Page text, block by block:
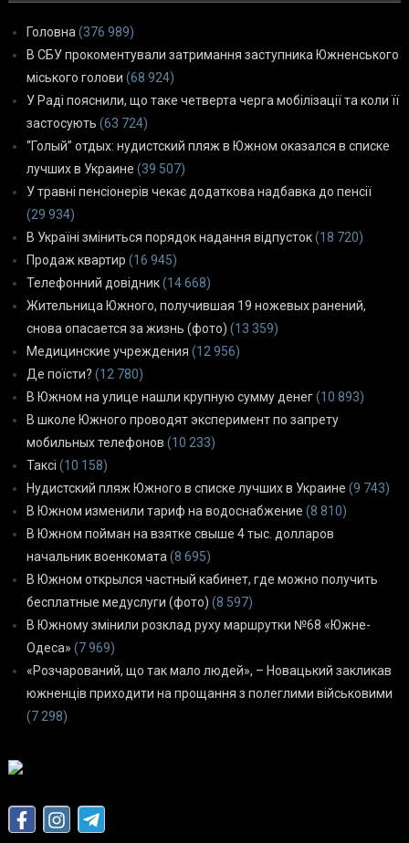
Головна (376 989)
В СБУ прокоментували затримання заступника Южненського
міського голови (68 924)
У Раді пояснили, що таке четверта черга мобілізації та коли її
застосують (63 724)
“Голый” отдых: нудистский пляж в Южном оказался в списке
лучших в Украине (39 507)
У травні пенсіонерів чекає додаткова надбавка до пенсії
(29 934)
В Україні зміниться порядок надання відпусток(18 720)
Продаж квартир (16 945)
Телефонний довідник(14 668)
Жительница Южного, получившая 19 ножевых ранений,
снова опасается за жизнь (фото) (13 359)
Медицинские учреждения (12 956)
Де поїсти? (12 780)
В Южном на улице нашли крупную сумму денег(10 893)
В школе Южного проводят эксперимент по запрету
мобильных телефонов (10 233)
Таксі (10 158)
Нудистский пляж Южного в списке лучших в Украине (9 743)
В Южном изменили тариф на водоснабжение (8 810)
В Южном пойман на взятке свыше 4 тыс. долларов
начальник военкомата (8 695)
В Южном открылся частный кабинет, где можно получить
бесплатные медуслуги (фото) (8 597)
В Южному змінили розклад руху маршрутки №68 «Южне-
Одеса» (7 969)
«Розчарований, що так мало людей», – Новацький закликав
южненців приходити на прощання з полеглими військовими
(7 298)